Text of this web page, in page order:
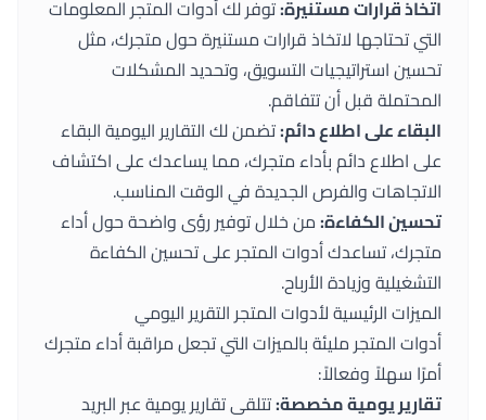
اتخاذ قرارات مستنيرة:توفر لكأدوات المتجرالمعلومات
التي تحتاجها لاتخاذ قرارات مستنيرة حول متجرك، مثل
تحسين استراتيجيات التسويق، وتحديد المشكلات
المحتملة قبل أن تتفاقم.
البقاء على اطلاع دائم:تضمن لك التقارير اليومية البقاء
على اطلاع دائم بأداء متجرك، مما يساعدك على اكتشاف
الاتجاهات والفرص الجديدة في الوقت المناسب.
تحسين الكفاءة:من خلال توفير رؤى واضحة حول أداء
متجرك، تساعدكأدوات المتجرعلى تحسين الكفاءة
التشغيلية وزيادة الأرباح.
الميزات الرئيسية لأدوات المتجر التقرير اليومي
أدوات المتجرمليئة بالميزات التي تجعل مراقبة أداء متجرك
أمرًا سهلاً وفعالاً:
تقارير يومية مخصصة:تتلقى تقارير يومية عبر البريد